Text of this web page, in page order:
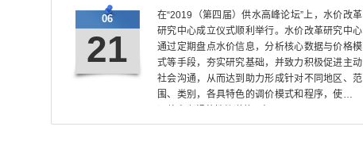
立
06
21
在“2019（第四届）供水高峰论坛”上，水价改革
研究中心成立仪式顺利举行。水价改革研究中心
通过定期盘点水价信息，分析核心数据与价格模
式等手段，夯实研究基础，并致力积极促进主动
社会沟通，从而达到助力形成针对不同地区、范
围、类别，各具特色的调价模式和程序，使水价